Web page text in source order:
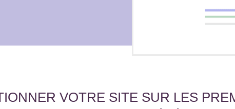
VOTRE SITE SUR LES